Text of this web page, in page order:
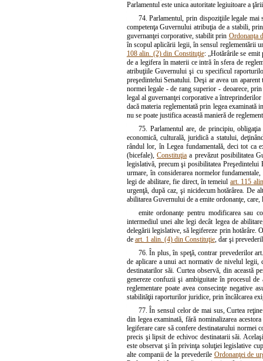
Parlamentul este unica autoritate legiuitoare a
74. Parlamentul, prin dispoziţiile legale mai
competenţa Guvernului atribuţia de a stabili,
guvernanţei corporative, stabilit prin Ordonanţa
în scopul aplicării legii, în sensul reglementării
108 alin. (2) din Constituţie: „Hotărârile se emit
de a legifera în materii ce intră în sfera de
atribuţiile Guvernului şi cu specificul
preşedintelui Senatului. Deşi ar avea un
normei legale - de rang superior - deoarece,
legal al guvernanţei corporative a întreprinderilor
dacă materia reglementată prin legea
nu se poate justifica această manieră de
75. Parlamentul are, de principiu,
economică, culturală, juridică a statului,
rândul lor, în Legea fundamentală, deci tot ca
(bicefale),Constituţia a prevăzut posibilitatea
legislativă, precum şi posibilitatea
urmare, în considerarea normelor
legi de abilitare, fie direct, în temeiul art. 115
urgenţă, după caz, şi nicidecum hotărârea. De
abilitarea Guvernului de a emite ordonanţe,
emite ordonanţe pentru modificarea sau
intermediul unei alte legi decât legea de
delegării legislative, să legifereze prin hotărâre.
de art. 1 alin. (4) din Constituţie, dar şi
76. În plus, în speţă, contrar prevederilor
de aplicare a unui act normativ de nivelul legii,
destinatarilor săi. Curtea observă, din această
genereze confuzii şi ambiguitate în procesul
reglementare poate avea consecinţe negative
stabilităţii raporturilor juridice, prin încălcarea
77. În sensul celor de mai sus, Curtea
din legea examinată, fără nominalizarea
legiferare care să confere destinatarului
precis şi lipsit de echivoc destinatarii săi.
este observat şi în privinţa soluţiei legislative
alte companii de la prevederile Ordonanţei de